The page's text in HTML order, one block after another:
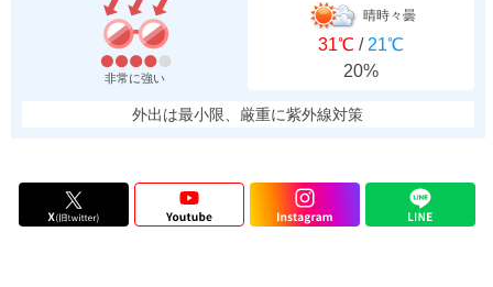
非常に強い
晴時々曇
31℃ / 21℃
20%
外出は最小限、厳重に紫外線対策